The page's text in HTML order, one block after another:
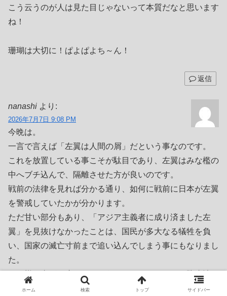
こう云うのが人は見た目じゃないって本質だなと思います
ね！
珊瑚は大切に！ぱよぱよち～ん！
返信
nanashi より:
2026年7月7日 9:08 PM
今晩は。
一言で言えば「左翼は人間の屑」だという事なのです。
これを放置している事こそが駄目であり、左翼はみな檻の
中へブチ込んで、隔離させた方が良いのです。
戦前の法律を見れば分かる通り、如何に戦前に日本が左翼
を警戒していたかが分かります。
ただ甘い部分もあり、「アジア主義者に成り済ました左
翼」を見抜けなかったことは、国民が多大なる犠牲を負
い、国家の滅亡寸前まで追い込んでしまう事にもなりまし
た。
その様な事が二度とないようにするには、スパイ防止法の
制定は必須だと思います。
ホーム 検索 トップ サイドバー